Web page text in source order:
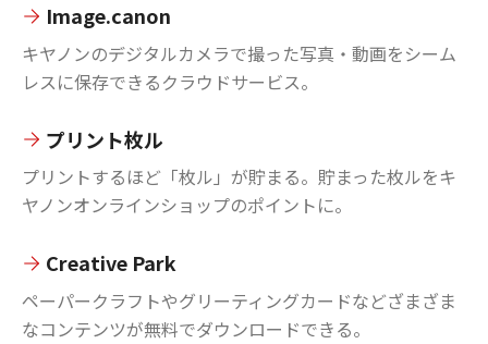
Image.canon
キヤノンのデジタルカメラで撮った写真・動画をシーム
レスに保存できるクラウドサービス。
プリント枚ル
プリントするほど「枚ル」が貯まる。貯まった枚ルをキ
ヤノンオンラインショップのポイントに。
Creative Park
ペーパークラフトやグリーティングカードなどざまざま
なコンテンツが無料でダウンロードできる。